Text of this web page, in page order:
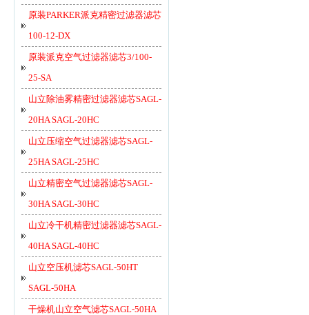
原装PARKER派克精密过滤器滤芯
100-12-DX
原装派克空气过滤器滤芯3/100-
25-SA
山立除油雾精密过滤器滤芯SAGL-
20HA SAGL-20HC
山立压缩空气过滤器滤芯SAGL-
25HA SAGL-25HC
山立精密空气过滤器滤芯SAGL-
30HA SAGL-30HC
山立冷干机精密过滤器滤芯SAGL-
40HA SAGL-40HC
山立空压机滤芯SAGL-50HT
SAGL-50HA
干燥机山立空气滤芯SAGL-50HA